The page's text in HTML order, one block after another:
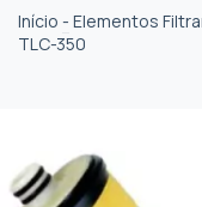
Início - Elementos
TLC-350